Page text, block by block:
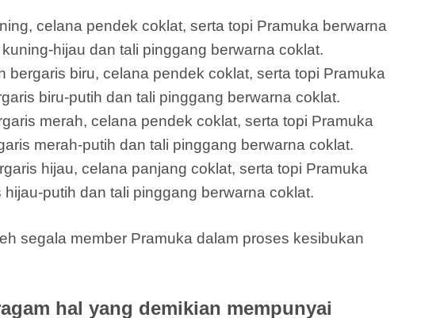
celana pendek coklat, serta topi Pramuka berwarna
hijau dan tali pinggang berwarna coklat.
biru, celana pendek coklat, serta topi Pramuka
biru-putih dan tali pinggang berwarna coklat.
merah, celana pendek coklat, serta topi Pramuka
merah-putih dan tali pinggang berwarna coklat.
hijau, celana panjang coklat, serta topi Pramuka
putih dan tali pinggang berwarna coklat.
segala member Pramuka dalam proses kesibukan
hal yang demikian mempunyai